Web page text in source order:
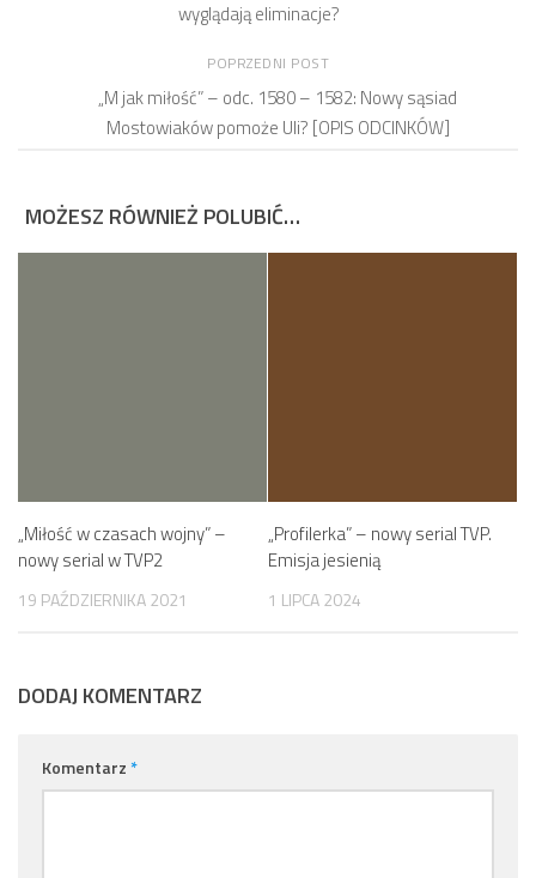
wyglądają eliminacje?
POPRZEDNI POST
„M jak miłość” – odc. 1580 – 1582: Nowy sąsiad
Mostowiaków pomoże Uli? [OPIS ODCINKÓW]
MOŻESZ RÓWNIEŻ POLUBIĆ…
„Miłość w czasach wojny” –
nowy serial w TVP2
19 PAŹDZIERNIKA 2021
„Profilerka” – nowy serial TVP.
Emisja jesienią
1 LIPCA 2024
DODAJ KOMENTARZ
Komentarz*